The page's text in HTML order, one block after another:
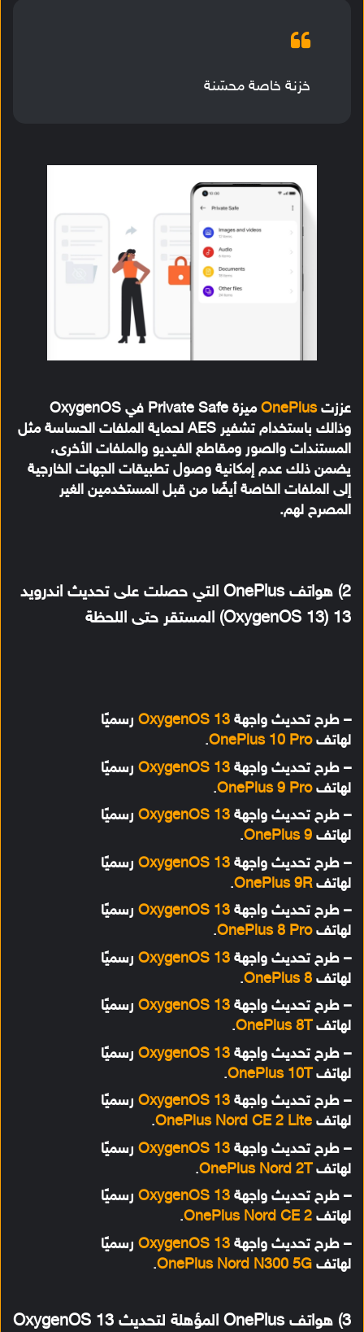
خزنة خاصة محسّنة
عززتOnePlus
ميزة Private Safe في OxygenOS
وذالك باستخدام تشفير AES لحماية الملفات الحساسة مثل
المستندات والصور ومقاطع الفيديو والملفات الأخرى،
يضمن ذلك عدم إمكانية وصول تطبيقات الجهات الخارجية
إلى الملفات الخاصة أيضًا من قبل المستخدمين الغير
المصرح لهم.
2) هواتف OnePlus التي حصلت على تحديث اندرويد
13 (OxygenOS 13) المستقر حتى اللحظة
– طرح تحديث واجهة OxygenOS 13 رسميًا
لهاتفOnePlus 10 Pro
.
– طرح تحديث واجهة OxygenOS 13 رسميًا
لهاتفOnePlus 9 Pro
.
– طرح تحديث واجهة OxygenOS 13 رسميًا
لهاتف OnePlus 9
.
– طرح تحديث واجهة OxygenOS 13 رسميًا
لهاتفOnePlus 9R
.
– طرح تحديث واجهة OxygenOS 13 رسميًا
لهاتفOnePlus 8 Pro
.
– طرح تحديث واجهة OxygenOS 13 رسميًا
لهاتف OnePlus 8
.
– طرح تحديث واجهة OxygenOS 13 رسميًا
لهاتف
OnePlus8T
.
– طرح تحديث واجهة OxygenOS 13 رسميًا
لهاتفOnePlus 10T
.
– طرح تحديث واجهة OxygenOS 13 رسميًا
لهاتف OnePlus Nord CE 2 Lite
.
– طرح تحديث واجهة OxygenOS 13 رسميًا
لهاتفOnePlus Nord 2T
.
– طرح تحديث واجهة OxygenOS 13 رسميًا
لهاتف OnePlus Nord CE 2
.
– طرح تحديث واجهة OxygenOS 13 رسميًا
لهاتف OnePlus Nord N300 5G
.
3) هواتف OnePlus المؤهلة لتحديث OxygenOS 13